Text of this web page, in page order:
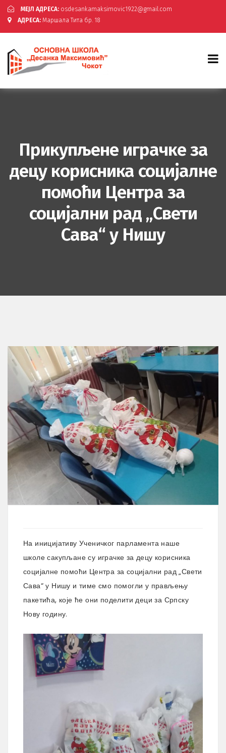
МЕЈЛ АДРЕСА: osdesankamaksimovic1922@gmail.com
АДРЕСА: Маршала Тита бр. 18
Прикупљене играчке за
децу корисника социјалне
помоћи Центра за
социјални рад „Свети
Сава“ у Нишу
На иницијативу Ученичког парламента наше
школе сакупљане су играчке за децу корисника
социјалне помоћи Центра за социјални рад „Свети
Сава“ у Нишу и тиме смо помогли у прављењу
пакетића, које ће они поделити деци за Српску
Нову годину.